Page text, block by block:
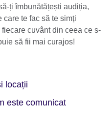
ți îmbunătățești audiția,
te fac să te simți
cuvânt din ceea ce s-
să fii mai curajos!
locații
este comunicat